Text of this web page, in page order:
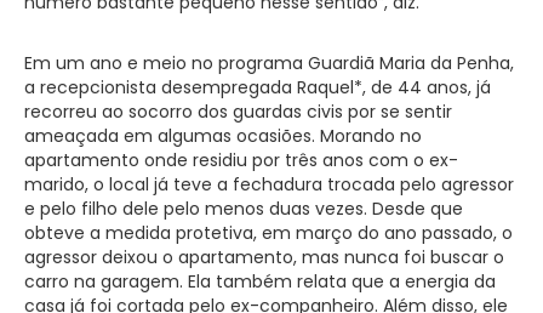
Em um ano e meio no programa Guardiã Maria da Penha,
a recepcionista desempregada Raquel*, de 44 anos, já
recorreu ao socorro dos guardas civis por se sentir
ameaçada em algumas ocasiões. Morando no
apartamento onde residiu por três anos com o ex-
marido, o local já teve a fechadura trocada pelo agressor
e pelo filho dele pelo menos duas vezes. Desde que
obteve a medida protetiva, em março do ano passado, o
agressor deixou o apartamento, mas nunca foi buscar o
carro na garagem. Ela também relata que a energia da
casa já foi cortada pelo ex-companheiro. Além disso, ele